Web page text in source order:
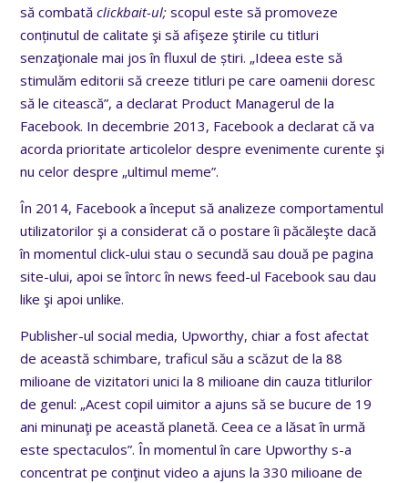
să combatăclickbait-ul;scopul este să promoveze
conținutul de calitate şi să afişeze ştirile cu titluri
senzaţionale mai jos în fluxul de știri. „Ideea este să
stimulăm editorii să creeze titluri pe care oamenii doresc
să le citească”, a declarat Product Managerul de la
Facebook. In decembrie 2013, Facebook a declarat că va
acorda prioritate articolelor despre evenimente curente şi
nu celor despre „ultimul meme”.
În 2014, Facebook a început să analizeze comportamentul
utilizatorilor şi a considerat că o postare îi păcăleşte dacă
în momentul click-ului stau o secundă sau două pe pagina
site-ului, apoi se întorc în news feed-ul Facebook sau dau
like şi apoi unlike.
Publisher-ul social media, Upworthy, chiar a fost afectat
de această schimbare, traficul său a scăzut de la 88
milioane de vizitatori unici la 8 milioane din cauza titlurilor
de genul: „Acest copil uimitor a ajuns să se bucure de 19
ani minunaţi pe această planetă. Ceea ce a lăsat în urmă
este spectaculos”. În momentul în care Upworthy s-a
concentrat pe conţinut video a ajuns la 330 milioane de